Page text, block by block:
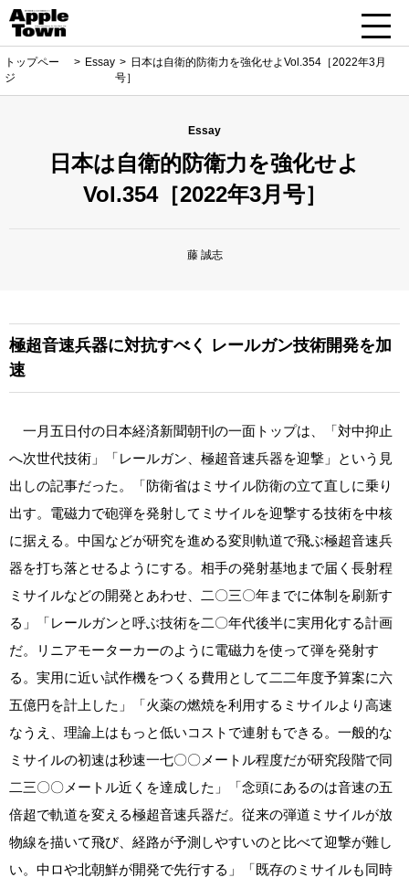
トップペー
ジ
Essay
日本は自衛的防衛力を強化せよVol.354［2022年3月
号］
Essay
日本は自衛的防衛力を強化せよ
Vol.354［2022年3月号］
藤 誠志
極超音速兵器に対抗すべく レールガン技術開発を加
速
一月五日付の日本経済新聞朝刊の一面トップは、「対中抑止
へ次世代技術」「レールガン、極超音速兵器を迎撃」という見
出しの記事だった。「防衛省はミサイル防衛の立て直しに乗り
出す。電磁力で砲弾を発射してミサイルを迎撃する技術を中核
に据える。中国などが研究を進める変則軌道で飛ぶ極超音速兵
器を打ち落とせるようにする。相手の発射基地まで届く長射程
ミサイルなどの開発とあわせ、二〇三〇年までに体制を刷新す
る」「レールガンと呼ぶ技術を二〇年代後半に実用化する計画
だ。リニアモーターカーのように電磁力を使って弾を発射す
る。実用に近い試作機をつくる費用として二二年度予算案に六
五億円を計上した」「火薬の燃焼を利用するミサイルより高速
なうえ、理論上はもっと低いコストで連射もできる。一般的な
ミサイルの初速は秒速一七〇〇メートル程度だが研究段階で同
二三〇〇メートル近くを達成した」「念頭にあるのは音速の五
倍超で軌道を変える極超音速兵器だ。従来の弾道ミサイルが放
物線を描いて飛び、経路が予測しやすいのと比べて迎撃が難し
い。中ロや北朝鮮が開発で先行する」「既存のミサイルも同時